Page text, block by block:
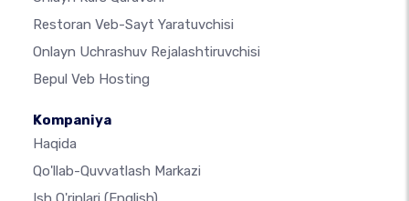
Restoran Veb-Sayt Yaratuvchisi
Onlayn Uchrashuv Rejalashtiruvchisi
Bepul Veb Hosting
Kompaniya
Haqida
Qo'llab-Quvvatlash Markazi